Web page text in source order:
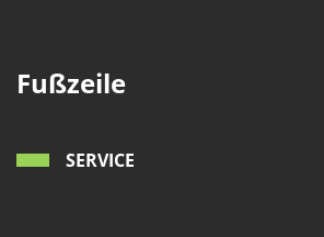
Fußzeile
SERVICE